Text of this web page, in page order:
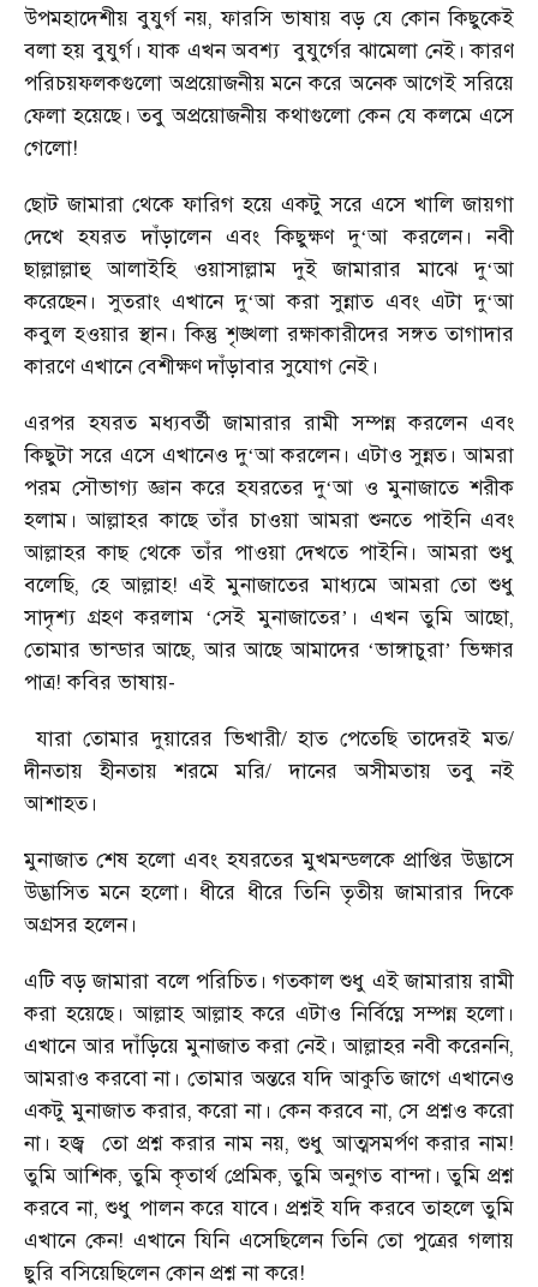
উপমহাদেশীয় বুযুর্গ নয়, ফারসি ভাষায় বড় যে কোন কিছুকেই
বলা হয় বুযুর্গ। যাক এখন অবশ্য বুযুর্গের ঝামেলা নেই। কারণ
পরিচয়ফলকগুলো অপ্রয়োজনীয় মনে করে অনেক আগেই সরিয়ে
ফেলা হয়েছে। তবু অপ্রয়োজনীয় কথাগুলো কেন যে কলমে এসে
গেলো!
ছোট জামারা থেকে ফারিগ হয়ে একটু সরে এসে খালি জায়গা
দেখে হযরত দাঁড়ালেন এবং কিছুক্ষণ দু‘আ করলেন। নবী
ছাল্লাল্লাহু আলাইহি ওয়াসাল্লাম দুই জামারার মাঝে দু‘আ
করেছেন। সুতরাং এখানে দু‘আ করা সুন্নাত এবং এটা দু‘আ
কবুল হওয়ার স্থান। কিন্তু শৃঙ্খলা রক্ষাকারীদের সঙ্গত তাগাদার
কারণে এখানে বেশীক্ষণ দাঁড়াবার সুযোগ নেই।
এরপর হযরত মধ্যবর্তী জামারার রামী সম্পন্ন করলেন এবং
কিছুটা সরে এসে এখানেও দু‘আ করলেন। এটাও সুন্নত। আমরা
পরম সৌভাগ্য জ্ঞান করে হযরতের দু‘আ ও মুনাজাতে শরীক
হলাম। আল্লাহর কাছে তাঁর চাওয়া আমরা শুনতে পাইনি এবং
আল্লাহর কাছ থেকে তাঁর পাওয়া দেখতে পাইনি। আমরা শুধু
বলেছি, হে আল্লাহ! এই মুনাজাতের মাধ্যমে আমরা তো শুধু
সাদৃশ্য গ্রহণ করলাম ‘সেই মুনাজাতের’ । এখন তুমি আছো,
তোমার ভান্ডার আছে, আর আছে আমাদের ‘ভাঙ্গাচুরা’ ভিক্ষার
পাত্র! কবির ভাষায়-
যারা তোমার দুয়ারের ভিখারী/ হাত পেতেছি তাদেরই মত/
দীনতায় হীনতায় শরমে মরি/ দানের অসীমতায় তবু নই
আশাহত।
মুনাজাত শেষ হলো এবং হযরতের মুখমন্ডলকে প্রাপ্তির উদ্ভাসে
উদ্ভাসিত মনে হলো। ধীরে ধীরে তিনি তৃতীয় জামারার দিকে
অগ্রসর হলেন।
এটি বড় জামারা বলে পরিচিত। গতকাল শুধু এই জামারায় রামী
করা হয়েছে। আল্লাহ আল্লাহ করে এটাও নির্বিঘ্নে সম্পন্ন হলো।
এখানে আর দাঁড়িয়ে মুনাজাত করা নেই। আল্লাহর নবী করেননি,
আমরাও করবো না। তোমার অন্তরে যদি আকুতি জাগে এখানেও
একটু মুনাজাত করার, করো না। কেন করবে না, সে প্রশ্নও করো
না। হজ্ব
তো প্রশ্ন করার নাম নয়, শুধু আত্মসমর্পণ করার নাম!
তুমি আশিক, তুমি কৃতার্থ প্রেমিক, তুমি অনুগত বান্দা। তুমি প্রশ্ন
করবে না, শুধু পালন করে যাবে। প্রশ্নই যদি করবে তাহলে তুমি
এখানে কেন! এখানে যিনি এসেছিলেন তিনি তো পুত্রের গলায়
ছুরি বসিয়েছিলেন কোন প্রশ্ন না করে!